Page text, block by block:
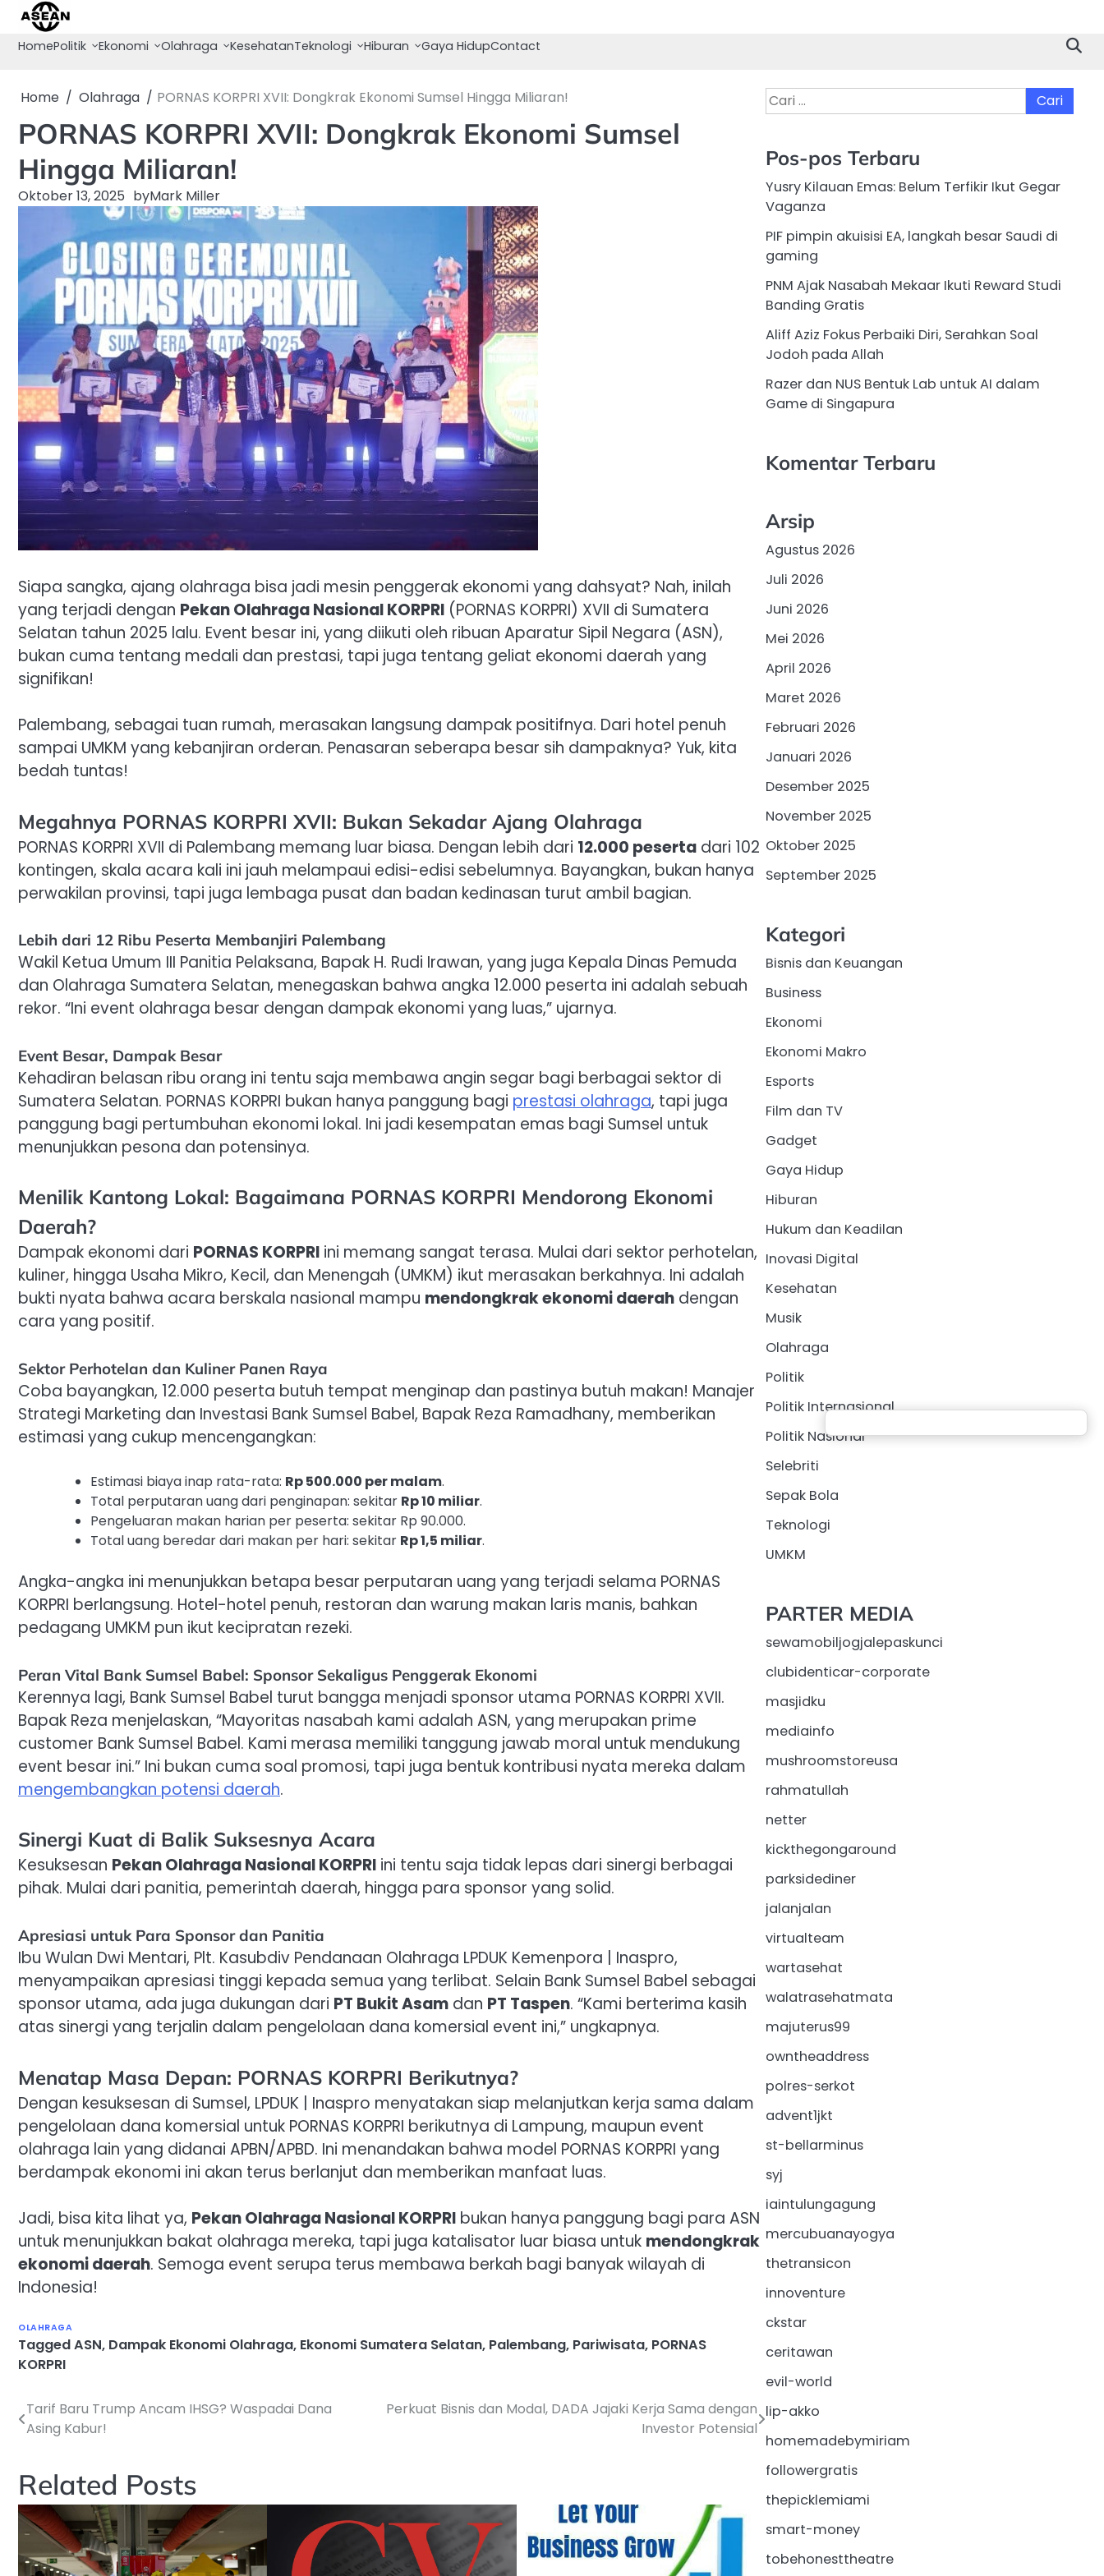
Skip
content
HomePolitik Ekonomi Olahraga KesehatanTeknologi Hiburan Gaya HidupContact
Home Olahraga PORNAS KORPRI XVII: Dongkrak Ekonomi Sumsel Hingga Miliaran!
PORNAS KORPRI XVII: Dongkrak Ekonomi Sumsel
Hingga Miliaran!
Oktober 13, 2025 byMark Miller
Siapa sangka, ajang olahraga bisa jadi mesin penggerak ekonomi yang dahsyat? Nah, inilah
yang terjadi dengan Pekan Olahraga Nasional KORPRI (PORNAS KORPRI) XVII di Sumatera
Selatan tahun 2025 lalu. Event besar ini, yang diikuti oleh ribuan Aparatur Sipil Negara (ASN),
bukan cuma tentang medali dan prestasi, tapi juga tentang geliat ekonomi daerah yang
signifikan!
Palembang, sebagai tuan rumah, merasakan langsung dampak positifnya. Dari hotel penuh
sampai UMKM yang kebanjiran orderan. Penasaran seberapa besar sih dampaknya? Yuk, kita
bedah tuntas!
Megahnya PORNAS KORPRI XVII: Bukan Sekadar Ajang Olahraga
PORNAS KORPRI XVII di Palembang memang luar biasa. Dengan lebih dari 12.000 peserta dari 102
kontingen, skala acara kali ini jauh melampaui edisi-edisi sebelumnya. Bayangkan, bukan hanya
perwakilan provinsi, tapi juga lembaga pusat dan badan kedinasan turut ambil bagian.
Lebih dari 12 Ribu Peserta Membanjiri Palembang
Wakil Ketua Umum III Panitia Pelaksana, Bapak H. Rudi Irawan, yang juga Kepala Dinas Pemuda
dan Olahraga Sumatera Selatan, menegaskan bahwa angka 12.000 peserta ini adalah sebuah
rekor. “Ini event olahraga besar dengan dampak ekonomi yang luas,” ujarnya.
Event Besar, Dampak Besar
Kehadiran belasan ribu orang ini tentu saja membawa angin segar bagi berbagai sektor di
Sumatera Selatan. PORNAS KORPRI bukan hanya panggung bagi prestasi olahraga, tapi juga
panggung bagi pertumbuhan ekonomi lokal. Ini jadi kesempatan emas bagi Sumsel untuk
menunjukkan pesona dan potensinya.
Menilik Kantong Lokal: Bagaimana PORNAS KORPRI Mendorong Ekonomi
Daerah?
Dampak ekonomi dari PORNAS KORPRI ini memang sangat terasa. Mulai dari sektor perhotelan,
kuliner, hingga Usaha Mikro, Kecil, dan Menengah (UMKM) ikut merasakan berkahnya. Ini adalah
bukti nyata bahwa acara berskala nasional mampu mendongkrak ekonomi daerah dengan
cara yang positif.
Sektor Perhotelan dan Kuliner Panen Raya
Coba bayangkan, 12.000 peserta butuh tempat menginap dan pastinya butuh makan! Manajer
Strategi Marketing dan Investasi Bank Sumsel Babel, Bapak Reza Ramadhany, memberikan
estimasi yang cukup mencengangkan:
Estimasi biaya inap rata-rata: Rp 500.000 per malam.
Total perputaran uang dari penginapan: sekitar Rp 10 miliar.
Pengeluaran makan harian per peserta: sekitar Rp 90.000.
Total uang beredar dari makan per hari: sekitar Rp 1,5 miliar.
Angka-angka ini menunjukkan betapa besar perputaran uang yang terjadi selama PORNAS
KORPRI berlangsung. Hotel-hotel penuh, restoran dan warung makan laris manis, bahkan
pedagang UMKM pun ikut kecipratan rezeki.
Peran Vital Bank Sumsel Babel: Sponsor Sekaligus Penggerak Ekonomi
Kerennya lagi, Bank Sumsel Babel turut bangga menjadi sponsor utama PORNAS KORPRI XVII.
Bapak Reza menjelaskan, “Mayoritas nasabah kami adalah ASN, yang merupakan prime
customer Bank Sumsel Babel. Kami merasa memiliki tanggung jawab moral untuk mendukung
event besar ini.” Ini bukan cuma soal promosi, tapi juga bentuk kontribusi nyata mereka dalam
mengembangkan potensi daerah.
Sinergi Kuat di Balik Suksesnya Acara
Kesuksesan Pekan Olahraga Nasional KORPRI ini tentu saja tidak lepas dari sinergi berbagai
pihak. Mulai dari panitia, pemerintah daerah, hingga para sponsor yang solid.
Apresiasi untuk Para Sponsor dan Panitia
Ibu Wulan Dwi Mentari, Plt. Kasubdiv Pendanaan Olahraga LPDUK Kemenpora | Inaspro,
menyampaikan apresiasi tinggi kepada semua yang terlibat. Selain Bank Sumsel Babel sebagai
sponsor utama, ada juga dukungan dari PT Bukit Asam dan PT Taspen. “Kami berterima kasih
atas sinergi yang terjalin dalam pengelolaan dana komersial event ini,” ungkapnya.
Menatap Masa Depan: PORNAS KORPRI Berikutnya?
Dengan kesuksesan di Sumsel, LPDUK | Inaspro menyatakan siap melanjutkan kerja sama dalam
pengelolaan dana komersial untuk PORNAS KORPRI berikutnya di Lampung, maupun event
olahraga lain yang didanai APBN/APBD. Ini menandakan bahwa model PORNAS KORPRI yang
berdampak ekonomi ini akan terus berlanjut dan memberikan manfaat luas.
Jadi, bisa kita lihat ya, Pekan Olahraga Nasional KORPRI bukan hanya panggung bagi para ASN
untuk menunjukkan bakat olahraga mereka, tapi juga katalisator luar biasa untuk mendongkrak
ekonomi daerah. Semoga event serupa terus membawa berkah bagi banyak wilayah di
Indonesia!
OLAHRAGA
TaggedASN, Dampak Ekonomi Olahraga, Ekonomi Sumatera Selatan, Palembang, Pariwisata, PORNAS
KORPRI
Navigasi
Tarif Baru Trump Ancam IHSG? Waspadai Dana
Asing Kabur!
Perkuat Bisnis dan Modal, DADA Jajaki Kerja Sama dengan
Investor Potensial
Related Posts
Cari
untuk:
Pos-pos Terbaru
Yusry Kilauan Emas: Belum Terfikir Ikut Gegar
Vaganza
PIF pimpin akuisisi EA, langkah besar Saudi di
gaming
PNM Ajak Nasabah Mekaar Ikuti Reward Studi
Banding Gratis
Aliff Aziz Fokus Perbaiki Diri, Serahkan Soal
Jodoh pada Allah
Razer dan NUS Bentuk Lab untuk AI dalam
Game di Singapura
Komentar Terbaru
Arsip
Agustus 2026
Juli 2026
Juni 2026
Mei 2026
April 2026
Maret 2026
Februari 2026
Januari 2026
Desember 2025
November 2025
Oktober 2025
September 2025
Kategori
Bisnis dan Keuangan
Business
Ekonomi
Ekonomi Makro
Esports
Film dan TV
Gadget
Gaya Hidup
Hiburan
Hukum dan Keadilan
Inovasi Digital
Kesehatan
Musik
Olahraga
Politik
Politik Internasional
Politik Nasional
Selebriti
Sepak Bola
Teknologi
UMKM
PARTER MEDIA
sewamobiljogjalepaskunci
clubidenticar-corporate
masjidku
mediainfo
mushroomstoreusa
rahmatullah
netter
kickthegongaround
parksidediner
jalanjalan
virtualteam
wartasehat
walatrasehatmata
majuterus99
owntheaddress
polres-serkot
advent1jkt
st-bellarminus
syj
iaintulungagung
mercubuanayogya
thetransicon
innoventure
ckstar
ceritawan
evil-world
lip-akko
homemadebymiriam
followergratis
thepicklemiami
smart-money
tobehonesttheatre